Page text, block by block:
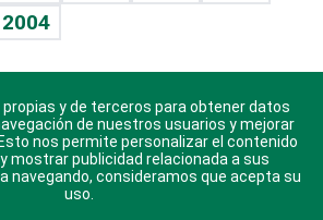
2004
aplicaciones para Android, iOS y
sistema Huawei.
y de terceros para obtener datos
de nuestros usuarios y mejorar
nos permite personalizar el contenido
mostrar publicidad relacionada a sus
navegando, consideramos que acepta su
uso.